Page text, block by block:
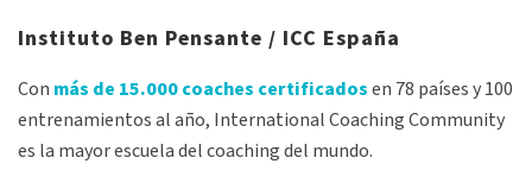
Instituto Ben Pensante / ICC España
Con más de 15.000 coaches certificadosen 78 países y 100
entrenamientos al año, International Coaching Community
es la mayor escuela del coaching del mundo.